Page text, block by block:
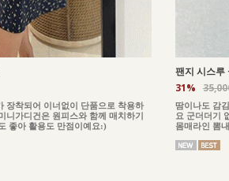
장착되어 이너없이 단품으로 착용하
니가디건은 원피스와 함께 매치하기
좋아 활용도 만점이예요:)
팬지 시스
31%
땀이나도 감
요 군더더기
몸매라인 뽐